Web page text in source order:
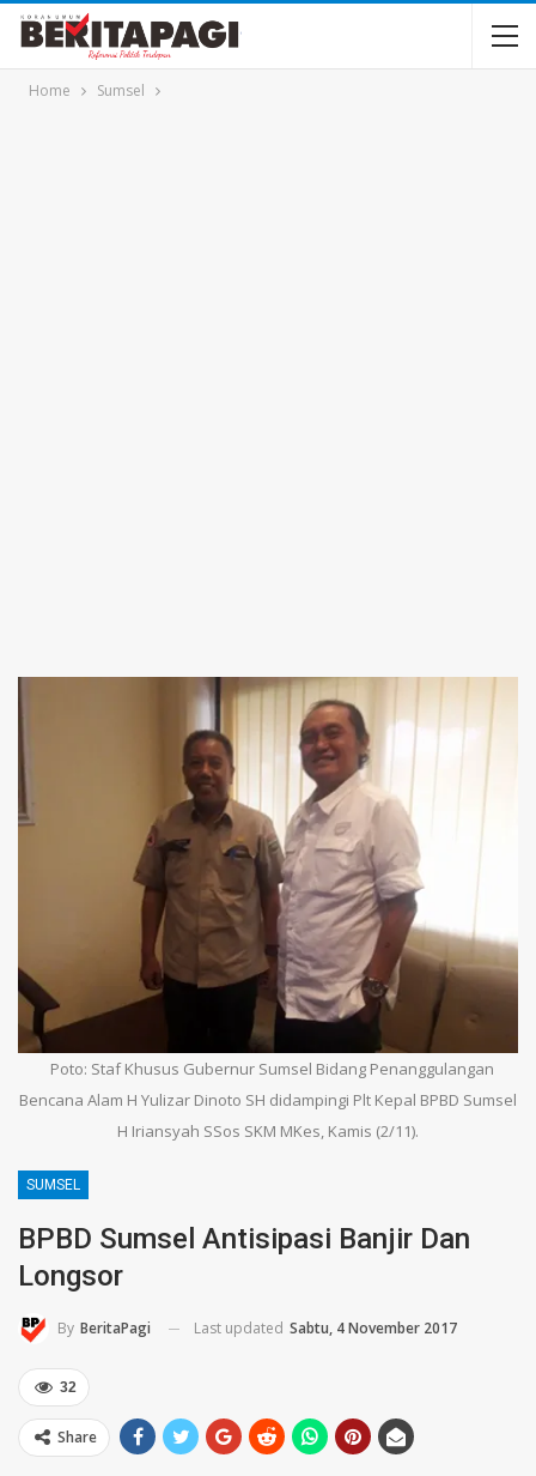
Home Sumsel
Poto: Staf Khusus Gubernur Sumsel Bidang Penanggulangan
Bencana Alam H Yulizar Dinoto SH didampingi Plt Kepal BPBD Sumsel
H Iriansyah SSos SKM MKes, Kamis (2/11).
SUMSEL
BPBD Sumsel Antisipasi Banjir Dan
Longsor
By BeritaPagi Last updated Sabtu, 4 November 2017
32
Share